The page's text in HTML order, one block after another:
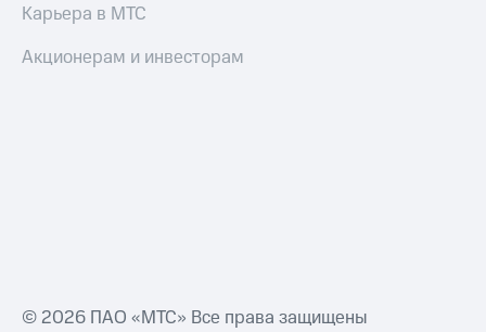
Карьера в МТС
Акционерам и инвесторам
© 2026 ПАО «МТС» Все права защищены